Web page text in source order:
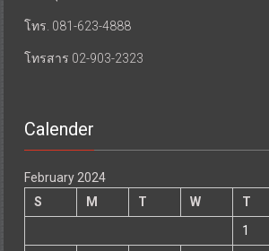
โทร. 081-623-4888
โทรสาร 02-903-2323
Calender
February 2024
S
M T W T
1